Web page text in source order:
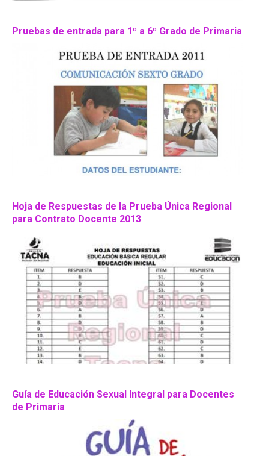
Pruebas de entrada para 1º a 6º Grado de Primaria
Hoja de Respuestas de la Prueba Única Regional
para Contrato Docente 2013
Guía de Educación Sexual Integral para Docentes
de Primaria